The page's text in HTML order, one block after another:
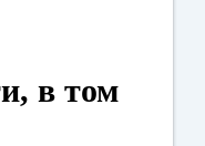
в том